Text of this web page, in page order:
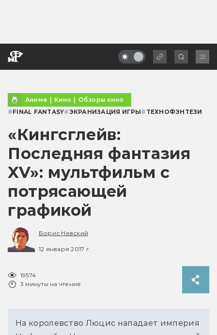
Аниме | Кино | Обзоры кино
#FINAL FANTASY#ЭКРАНИЗАЦИЯ ИГРЫ# ТЕХНОФЭНТЕЗИ
«Кингсглейв:
Последняя фантазия
XV»: мультфильм с
потрясающей
графикой
Борис Невский
12 января 2017 г.
19574
3 минуты на чтение
На королевство Люцис нападает империя